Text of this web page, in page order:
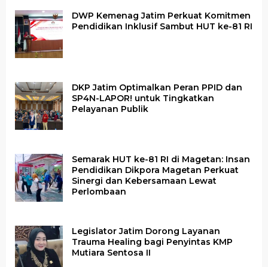
DWP Kemenag Jatim Perkuat Komitmen
Pendidikan Inklusif Sambut HUT ke-81 RI
DKP Jatim Optimalkan Peran PPID dan
SP4N-LAPOR! untuk Tingkatkan
Pelayanan Publik
Semarak HUT ke-81 RI di Magetan: Insan
Pendidikan Dikpora Magetan Perkuat
Sinergi dan Kebersamaan Lewat
Perlombaan
Legislator Jatim Dorong Layanan
Trauma Healing bagi Penyintas KMP
Mutiara Sentosa II